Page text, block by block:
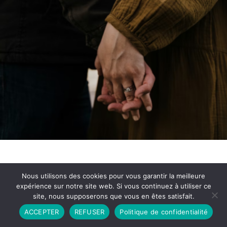
Partenariat Contact
Politique de Confidentialité
CGU
Copyright © 2026 - Propulsé par DIEUDUDIABLE
Nous utilisons des cookies pour vous garantir la meilleure
expérience sur notre site web. Si vous continuez à utiliser ce
site, nous supposerons que vous en êtes satisfait.
ACCEPTER
REFUSER Politique de confidentialité